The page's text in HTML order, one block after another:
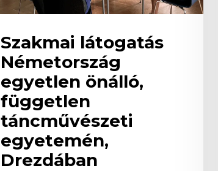
Szakmai látogatás
Németország
egyetlen önálló,
független
táncművészeti
egyetemén,
Drezdában